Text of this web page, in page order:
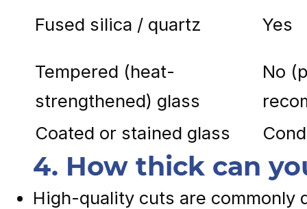
Fused silica / quartz Yes
Tempered (heat-
strengthened) glass
No
Coated or stained glass
4. How thick can
High-quality cuts are commonly